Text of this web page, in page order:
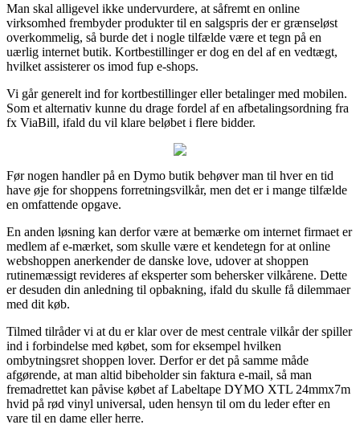
Man skal alligevel ikke undervurdere, at såfremt en online
virksomhed frembyder produkter til en salgspris der er grænseløst
overkommelig, så burde det i nogle tilfælde være et tegn på en
uærlig internet butik. Kortbestillinger er dog en del af en vedtægt,
hvilket assisterer os imod fup e-shops.
Vi går generelt ind for kortbestillinger eller betalinger med mobilen.
Som et alternativ kunne du drage fordel af en afbetalingsordning fra
fx ViaBill, ifald du vil klare beløbet i flere bidder.
Før nogen handler på en Dymo butik behøver man til hver en tid
have øje for shoppens forretningsvilkår, men det er i mange tilfælde
en omfattende opgave.
En anden løsning kan derfor være at bemærke om internet firmaet er
medlem af e-mærket, som skulle være et kendetegn for at online
webshoppen anerkender de danske love, udover at shoppen
rutinemæssigt revideres af eksperter som behersker vilkårene. Dette
er desuden din anledning til opbakning, ifald du skulle få dilemmaer
med dit køb.
Tilmed tilråder vi at du er klar over de mest centrale vilkår der spiller
ind i forbindelse med købet, som for eksempel hvilken
ombytningsret shoppen lover. Derfor er det på samme måde
afgørende, at man altid bibeholder sin faktura e-mail, så man
fremadrettet kan påvise købet af Labeltape DYMO XTL 24mmx7m
hvid på rød vinyl universal, uden hensyn til om du leder efter en
vare til en dame eller herre.